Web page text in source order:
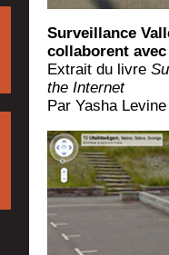
Sur­veillance
col­la­borent
Extrait du livre
the Internet
Par Yasha